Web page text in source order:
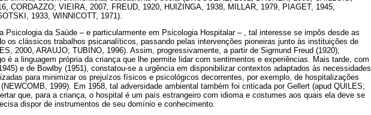
CORDAZZO; VIEIRA, 2007, FREUD, 1920, HUIZINGA, 1938, MILLAR, 1979, PIAGET, 1945,
1933, WINNICOTT, 1971).
Psicologia da Saúde – e particularmente em Psicologia Hospitalar – , tal interesse se impôs desde as
os clássicos trabalhos psicanalíticos, passando pelas intervenções pioneiras junto às instituições de
2000, ARAUJO; TUBINO, 1996). Assim, progressivamente, a partir de Sigmund Freud (1920),
é a linguagem própria da criança que lhe permite lidar com sentimentos e experiências. Mais tarde, com
e de Bowlby (1951), constatou-se a urgência em disponibilizar contextos adaptados às necessidades
para minimizar os prejuízos físicos e psicológicos decorrentes, por exemplo, de hospitalizações
1999). Em 1958, tal adversidade ambiental também foi criticada por Gellert (apud QUILES;
que, para a criança, o hospital é um país estrangeiro com idioma e costumes aos quais ela deve se
dispor de instrumentos de seu domínio e conhecimento.